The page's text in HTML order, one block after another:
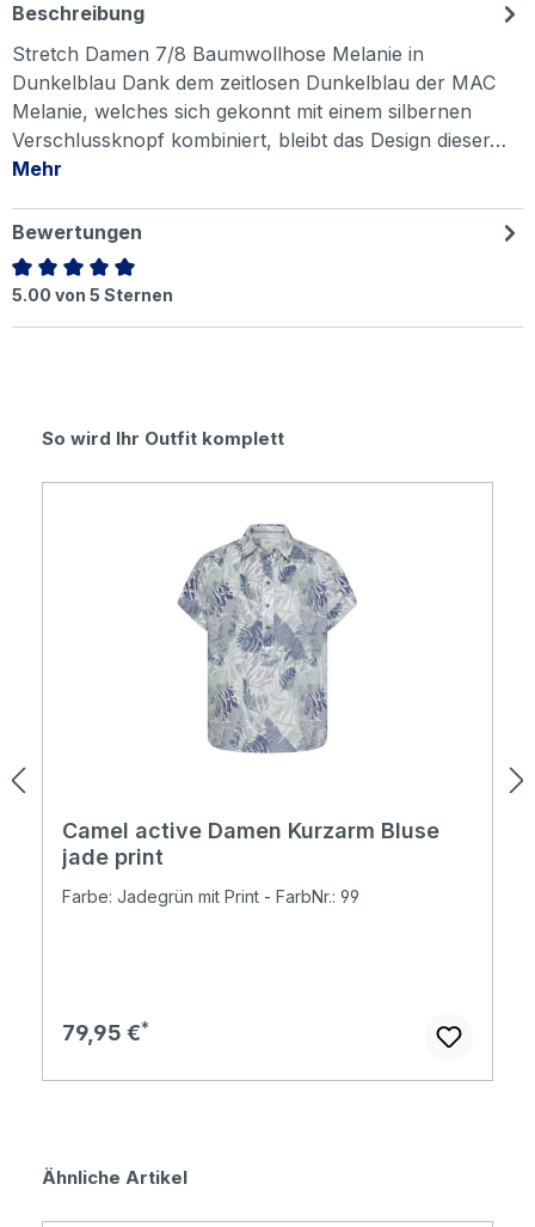
Beschreibung
Stretch Damen 7/8 Baumwollhose Melanie in
Dunkelblau Dank dem zeitlosen Dunkelblau der MAC
Melanie, welches sich gekonnt mit einem silbernen
Verschlussknopf kombiniert, bleibt das Design dieser…
Mehr
Bewertungen
Durchschnittliche Bewertung von 5 von 5 Sternen
5.00 von 5 Sternen
Produktgalerie überspringen
So wird Ihr Outfit komplett
Camel active Damen Kurzarm Bluse
jade print
Farbe: Jadegrün mit Print - FarbNr.: 99
Regulärer Preis:
79,95 €
Produktgalerie überspringen
Ähnliche Artikel